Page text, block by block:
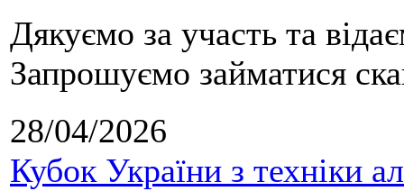
Дякуємо за участь та
Запрошуємо займатися
28/04/2026
Кубок України з техніки